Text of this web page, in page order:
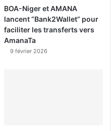
BOA-Niger et AMANA
lancent “Bank2Wallet” pour
faciliter les transferts vers
AmanaTa
9 février 2026